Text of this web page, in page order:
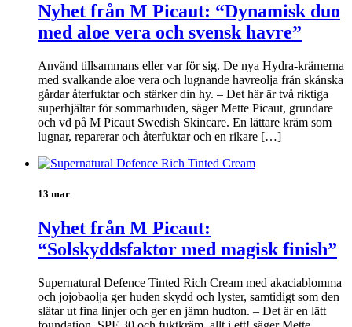
Nyhet från M Picaut: “Dynamisk duo
med aloe vera och svensk havre”
Använd tillsammans eller var för sig. De nya Hydra-krämerna
med svalkande aloe vera och lugnande havreolja från skånska
gårdar återfuktar och stärker din hy. – Det här är två riktiga
superhjältar för sommarhuden, säger Mette Picaut, grundare
och vd på M Picaut Swedish Skincare. En lättare kräm som
lugnar, reparerar och återfuktar och en rikare […]
13 mar
Nyhet från M Picaut:
“Solskyddsfaktor med magisk finish”
Supernatural Defence Tinted Rich Cream med akaciablomma
och jojobaolja ger huden skydd och lyster, samtidigt som den
slätar ut fina linjer och ger en jämn hudton. – Det är en lätt